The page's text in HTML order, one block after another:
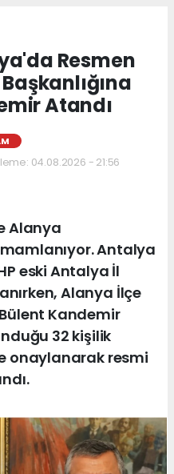
Resmen
Atandı
04.08.2026 - 21:56
Alanya
Antalya
eski Antalya İl
Alanya İlçe
Kandemir
32 kişilik
onaylanarak resmi